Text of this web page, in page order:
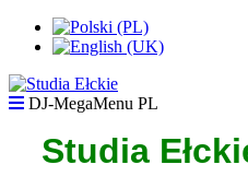
DJ-MegaMenu PL
Studia